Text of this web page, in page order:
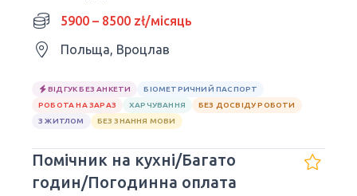
5900 – 8500 zł/місяць
Польща, Вроцлав
ВІДГУК БЕЗ АНКЕТИ
БІОМЕТРИЧНИЙ ПАСПОРТ
РОБОТА НА ЗАРАЗ
ХАРЧУВАННЯ
БЕЗ ДОСВІДУ РОБОТИ
З ЖИТЛОМ
БЕЗ ЗНАННЯ МОВИ
Помічник на кухні/Багато
годин/Погодинна оплата